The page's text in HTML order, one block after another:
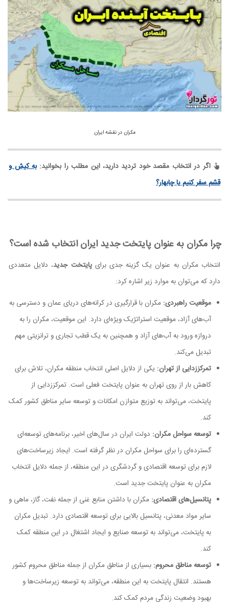
مکران در نقشه ایران
اگر در انتخاب مقصد خود تردید دارید، این مطلب را بخوانید:به کیش و
قشم سفر کنیم یا چابهار؟
چرا مکران به عنوان پایتخت جدید ایران انتخاب شده است؟
انتخاب مکران به عنوان یک گزینه جدی برایپایتخت جدید، دلایل متعددی
دارد که می‌توان به موارد زیر اشاره کرد:
موقعیت راهبردی: مکران با قرارگیری در کرانه‌های دریای عمان و دسترسی به
آب‌های آزاد، موقعیت استراتژیک ویژه‌ای دارد. این موقعیت، مکران را به
دروازه ورود به آب‌های آزاد و همچنین به یک قطب تجاری و ترانزیتی مهم
تبدیل می‌کند.
تمرکززدایی از تهران: یکی از دلایل اصلی انتخاب منطقه مکران، تلاش برای
کاهش بار از روی تهران به عنوان پایتخت فعلی است. تمرکززدایی از
پایتخت، می‌تواند به توزیع متوازن امکانات و توسعه سایر مناطق کشور کمک
کند.
توسعه سواحل مکران: دولت ایران در سال‌های اخیر، برنامه‌های توسعه‌ای
گسترده‌ای را برای سواحل مکران در نظر گرفته است. ایجاد زیرساخت‌های
لازم برای توسعه اقتصادی و گردشگری در این منطقه، از جمله دلایل انتخاب
مکران به عنوان پایتخت جدید است.
پتانسیل‌های اقتصادی: مکران با داشتن منابع غنی از جمله نفت، گاز، ماهی و
سایر مواد معدنی، پتانسیل بالایی برای توسعه اقتصادی دارد. تبدیل مکران
به پایتخت، می‌تواند به توسعه صنایع و ایجاد اشتغال در این منطقه کمک
کند.
توسعه مناطق محروم: بسیاری از مناطق مکران از جمله مناطق محروم کشور
هستند. انتقال پایتخت به این منطقه، می‌تواند به توسعه زیرساخت‌ها و
بهبود وضعیت زندگی مردم کمک کند.